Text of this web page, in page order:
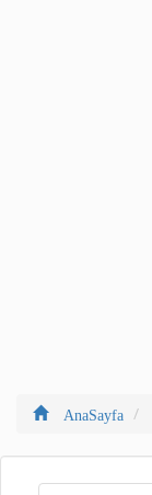
AnaSayfa